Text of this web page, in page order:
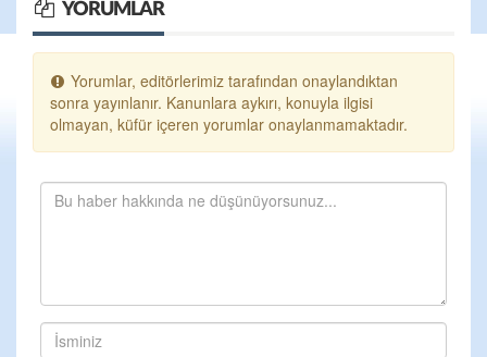
YORUMLAR
Yorumlar, editörlerimiz tarafından onaylandıktan
sonra yayınlanır. Kanunlara aykırı, konuyla ilgisi
olmayan, küfür içeren yorumlar onaylanmamaktadır.